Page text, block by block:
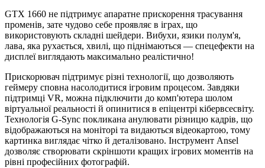
GTX 1660 не підтримує апаратне прискорення трасування
променів, зате чудово себе проявляє в іграх, що
використовують складні шейдери. Вибухи, язики полум'я,
лава, яка рухається, хвилі, що піднімаються — спецефекти на
дисплеї виглядають максимально реалістично!
Прискорювач підтримує різні технології, що дозволяють
геймеру сповна насолодитися ігровим процесом. Завдяки
підтримці VR, можна підключити до комп'ютера шолом
віртуальної реальності й опинитися в епіцентрі кібервсесвіту.
Технологія G-Sync покликана анулювати різницю кадрів, що
відображаються на моніторі та видаються відеокартою, тому
картинка виглядає чітко й деталізовано. Інструмент Ansel
дозволяє створювати скріншоти кращих ігрових моментів на
рівні професійних фотографій.